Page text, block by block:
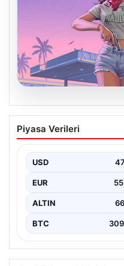
06.08.2026
GTA 6’nın
Ağustos’ta
27 Ağustos'ta Netflix'te
"Güçlü beklentilerin
Piyasa Verileri
USD
EUR
ALTIN
BTC